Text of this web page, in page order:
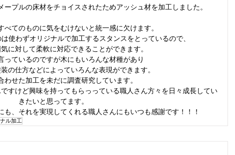
プルの床材をチョイスされたためアッシュ材を加工しました。
べてのものに気をむけないと統一感に欠けます。
使わずオリジナルで加工するスタンスをとっているので、
に対して柔軟に対応できることができます。
っているのですが木にもいろんな材種があり
の仕方などによっていろんな表現ができます。
わせた加工を未だに調査研究しています。
すけど興味を持ってもらっっている職人さん方々を日々成長してい
きたいと思ってます。
、それを実現してくれる職人さんにもいつも感謝です！！！
ル加工